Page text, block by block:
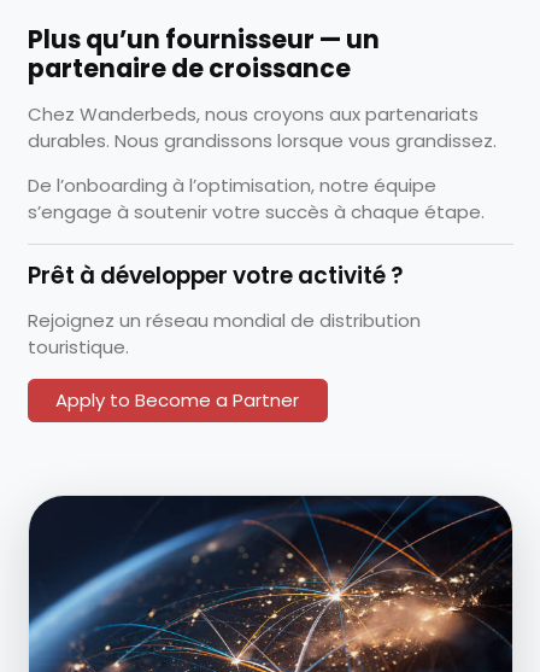
Plus qu’un fournisseur — un
partenaire de croissance
Chez Wanderbeds, nous croyons aux partenariats
durables. Nous grandissons lorsque vous grandissez.
De l’onboarding à l’optimisation, notre équipe
s’engage à soutenir votre succès à chaque étape.
Prêt à développer votre activité ?
Rejoignez un réseau mondial de distribution
touristique.
Apply to Become a Partner